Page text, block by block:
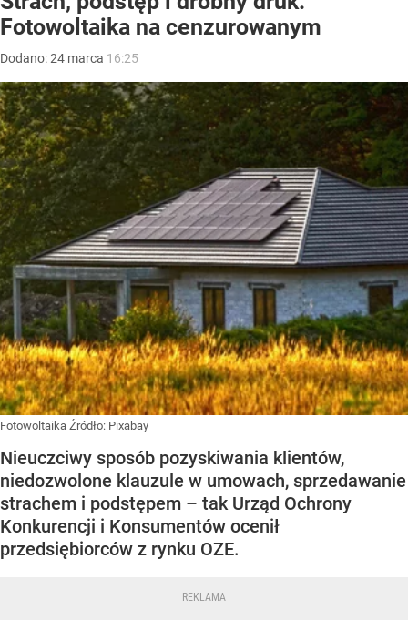
Fotowoltaika na cenzurowanym
Dodano:24 marca 16:25
Fotowoltaika Źródło: Pixabay
Nieuczciwy sposób pozyskiwania klientów,
niedozwolone klauzule w umowach, sprzedawanie
strachem i podstępem – tak Urząd Ochrony
Konkurencji i Konsumentów ocenił
przedsiębiorców z rynku OZE.